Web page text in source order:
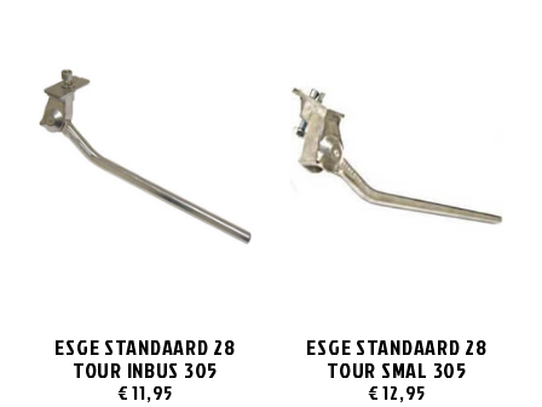
ESGE STANDAARD 28
TOUR INBUS 305
€11,95
ESGE STANDAARD 28
TOUR SMAL 305
€12,95